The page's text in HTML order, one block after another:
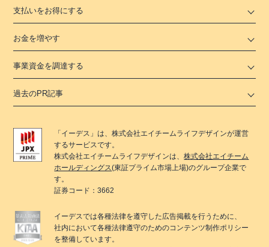
支払いをお得にする
お金を増やす
事業資金を調達する
過去のPR記事
「 イーデス 」は、株式会社エイチームライフデザインが運営
するサービスです。
株式会社エイチームライフデザインは、株式会社エイチーム
ホールディングス(東証プライム市場上場)のグループ企業で
す。
証券コード：3662
イーデスでは各種法律を遵守した広告掲載を行うために、
社内において各種法律遵守のためのコンテンツ制作ポリシー
を整備しています。